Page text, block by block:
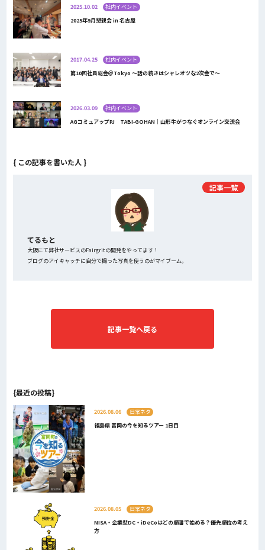
2025.10.02
社内イベント
2025年9月懇親会 in 名古屋
2017.04.25
社内イベント
第10回社員総会＠Tokyo 〜話の続きはシャレオツな2次会で〜
2026.03.09
社内イベント
AGコミュアップPJ TABI-GOHAN｜山形牛がつなぐオンライン交流会
{ この記事を書いた人 }
てるもと
大阪にて弊社サービスのFairgritの開発をやってます！
ブログのアイキャッチに自分で撮った写真を使うのがマイブーム。
記事一覧
記事一覧へ戻る
{最近の投稿}
2026.08.06
日常ネタ
福島県 富岡の今を知るツアー 1日目
2026.08.05
日常ネタ
NISA・企業型DC・iDeCoはどの順番で始める？優先順位の考え
方